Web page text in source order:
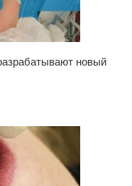
новый